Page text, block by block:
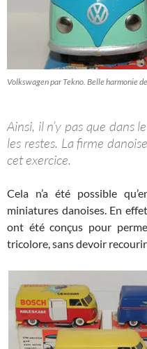
Volkswagen par Tekno. Belle harmonie
Ainsi, il n’y pas que dans
les restes. La firme
cet exercice.
Cela n’a été possible
miniatures danoises. En
ont été conçus pour
tricolore, sans devoir recourir